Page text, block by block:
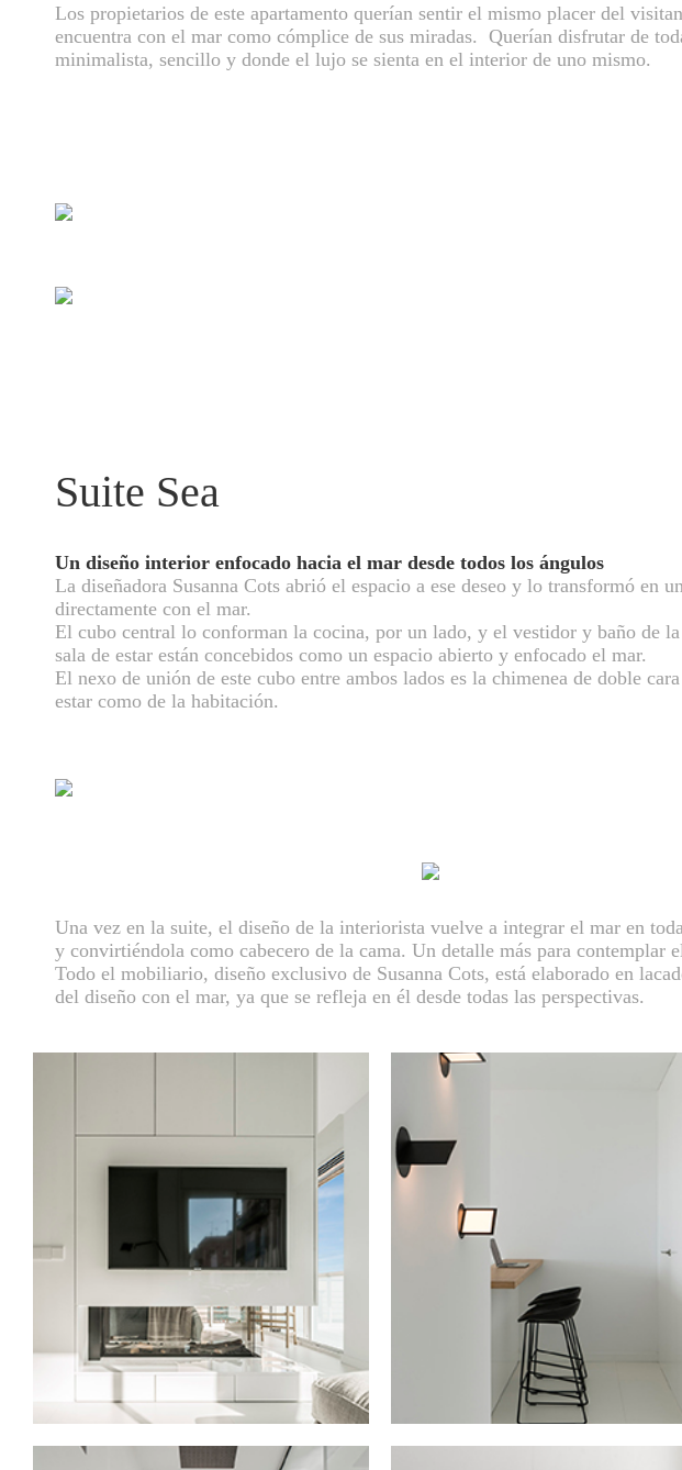
Los propietarios de este apartamento querían sentir el mismo placer del
encuentra con el mar como cómplice de sus miradas. Querían disfrutar de
minimalista, sencillo y donde el lujo se sienta en el interior de uno mismo.
Suite Sea
Un diseño interior enfocado hacia el mar desde todos los ángulos
La diseñadora Susanna Cots abrió el espacio a ese deseo y lo transformó en
directamente con el mar.
El cubo central lo conforman la cocina, por un lado, y el vestidor y baño de
sala de estar están concebidos como un espacio abierto y enfocado el mar.
El nexo de unión de este cubo entre ambos lados es la chimenea de doble
estar como de la habitación.
Una vez en la suite, el diseño de la interiorista vuelve a integrar el mar en
y convirtiéndola como cabecero de la cama. Un detalle más para contemplar
Todo el mobiliario, diseño exclusivo de Susanna Cots, está elaborado en
del diseño con el mar, ya que se refleja en él desde todas las perspectivas.